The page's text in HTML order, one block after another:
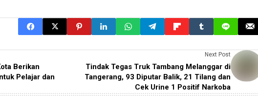
Berikan
Pelajar dan
Next Post
Tindak Tegas Truk Tambang Melanggar di
Tangerang, 93 Diputar Balik, 21 Tilang dan
Cek Urine 1 Positif Narkoba